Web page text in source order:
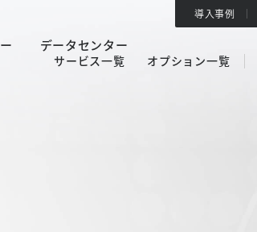
データセンター
導入事例
サービス一覧 オプション一覧